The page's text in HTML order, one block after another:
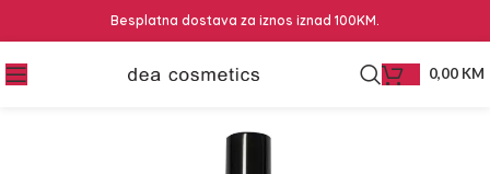
Besplatna dostava za iznos iznad 100KM.
0,00 KM